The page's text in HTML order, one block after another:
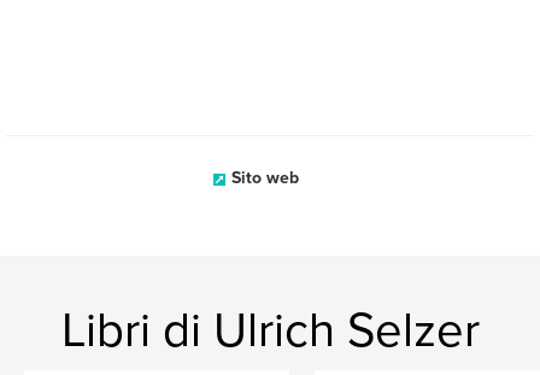
Sito web
Libri di Ulrich Selzer